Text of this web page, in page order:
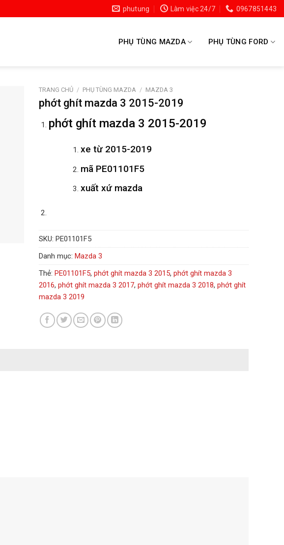
phutung Làm việc 24/7 0967851443
PHỤ TÙNG MAZDA PHỤ TÙNG FORD
TRANG CHỦ / PHỤ TÙNG MAZDA / MAZDA 3
phớt ghít mazda 3 2015-2019
phớt ghít mazda 3 2015-2019
xe từ 2015-2019
mã PE01101F5
xuất xứ mazda
SKU: PE01101F5
Danh mục: Mazda 3
Thẻ: PE01101F5, phớt ghít mazda 3 2015, phớt ghít mazda 3
2016, phớt ghít mazda 3 2017, phớt ghít mazda 3 2018, phớt ghít
mazda 3 2019